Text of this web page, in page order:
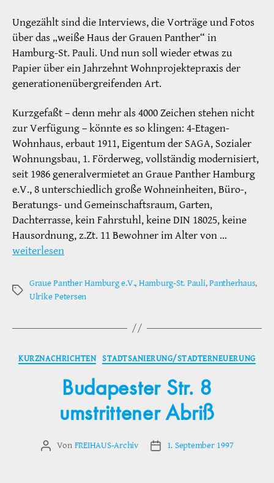
Ungezählt sind die Interviews, die Vorträge und Fotos
über das „weiße Haus der Grauen Panther“ in
Hamburg-St. Pauli. Und nun soll wieder etwas zu
Papier über ein Jahrzehnt Wohnprojektepraxis der
generationenübergreifenden Art.
Kurzgefaßt – denn mehr als 4000 Zeichen stehen nicht
zur Verfügung – könnte es so klingen: 4-Etagen-
Wohnhaus, erbaut 1911, Eigentum der SAGA, Sozialer
Wohnungsbau, 1. Förderweg, vollständig modernisiert,
seit 1986 generalvermietet an Graue Panther Hamburg
e.V., 8 unterschiedlich große Wohneinheiten, Büro-,
Beratungs- und Gemeinschaftsraum, Garten,
Dachterrasse, kein Fahrstuhl, keine DIN 18025, keine
Hausordnung, z.Zt. 11 Bewohner im Alter von …
weiterlesen
Schlagwörter
Graue Panther Hamburg e.V., Hamburg-St. Pauli,Pantherhaus,
Ulrike Petersen
Kategorien
KURZNACHRICHTEN STADTSANIERUNG/STADTERNEUERUNG
Budapester Str. 8
umstrittener Abriß
Beitragsautor
Von FREIHAUS-Archiv Veröffentlichungsdatum
1. September 1997